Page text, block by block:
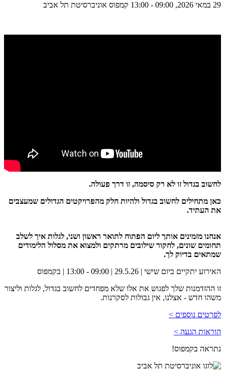
29 במאי 2026, 09:00 - 13:00 קמפוס אוניברסיטת תל אביב
לחשוב בגדול זו לא רק סיסמה, זו דרך פעולה.
כאן מתחילים לחשוב בגדול ולהיות חלק מהפרויקטים הגדולים שמעצבים
את העתיד.
אנחנו מזמינים אותך ליום הפתוח לתואר ראשון ושני, לגלות איך לשלב
תחומים שונים, לחקור שילובים מרתקים ולמצוא את מסלול הלימודים
שמתאים בדיוק לך.
האירוע יתקיים ביום שישי | 29.5.26 | 09:00 - 13:00 | בקמפוס
זו ההזדמנות שלך לפגוש את אלו שלא מפחדים לחשוב בגדול, לגלות וליצור
משהו חדש - אצלנו, אין גבולות לסקרנות.
לפרטים נוספים >
הוראות הגעה >
נתראה בקמפוס!